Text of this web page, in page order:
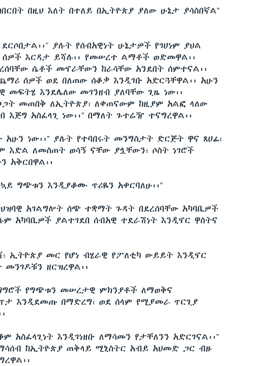
በዚህ እለት በተለይ በኢትዮጵያ ያለው ሁኔታ ያሳስበኛል”
ያሉት የሰብአዊነት ሁኔታዎች የገሀነም ያህል
ሰዎች እርዳታ ይሻሉ፡፡ የመሠረተ ልማቶች ወድመዋል፡፡
ሴቶች መኖራቸውን ከራሳቸው አንደበት ሰምተናል፡፡
ሰዎች ወደ በለጠው ሰቆቃ እንዲገቡ አድርጓቸዋል፡፡ አሁን
እንደሌለው መገንዘብ ያለባቸው ጊዜ ነው፡፡
መጠበቅ ለኢትዮጵያ፣ ለቀጠናውም ከዚያም አልፎ ላለው
እጅግ አስፈላጊ ነው፡፡” በማለት ጉተሬዥ ተናግረዋል፡፡
አሁን ነው፡፡” ያሉት የተባበሩት መንግስታት ድርጅት ዋና ጸሀፊ፣
እድል ለመስጠት ወሳኝ ናቸው ያሏቸውን፣ ሶስት ነገሮች
አቅርበዋል፡፡
ግጭቱን እንዲያቆሙ ጥሪዬን አቀርባለሁ፡፡”
አገልግሎት ሰጭ ተቋማት ጉዳት በደረሰባቸው አካባቢዎች
አካባቢዎች ያልተገደበ ሰብአዊ ተደራሽነት እንዲኖር ዋስትና
ኢትዮጵያ መር የሆነ ብሄራዊ የፖለቲካ ውይይት እንዲኖር
ዘርዝረዋል፡፡
የግጭቱን መሠረታዊ ምክንያቶች ለማወቅና
እንዲደመጡ በማድረግ፣ ወደ ሰላም የሚያመራ ጥርጊያ
አስፈላጊነት እንዲገነዘቡ ለማሳመን የታቸለንን አድርገናል፡፡”
ከኢትዮጵያ ጠቅላይ ሚኒስትር አብይ አህመድ ጋር ብዙ